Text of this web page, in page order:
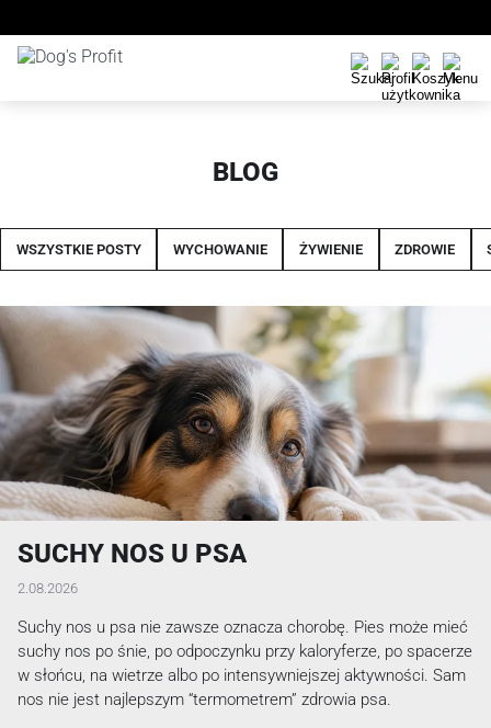
BLOG
WSZYSTKIE POSTY WYCHOWANIE ŻYWIENIE ZDROWIE
SUCHY NOS U PSA
2.08.2026
Suchy nos u psa nie zawsze oznacza chorobę. Pies może mieć
suchy nos po śnie, po odpoczynku przy kaloryferze, po spacerze
w słońcu, na wietrze albo po intensywniejszej aktywności. Sam
nos nie jest najlepszym “termometrem” zdrowia psa.